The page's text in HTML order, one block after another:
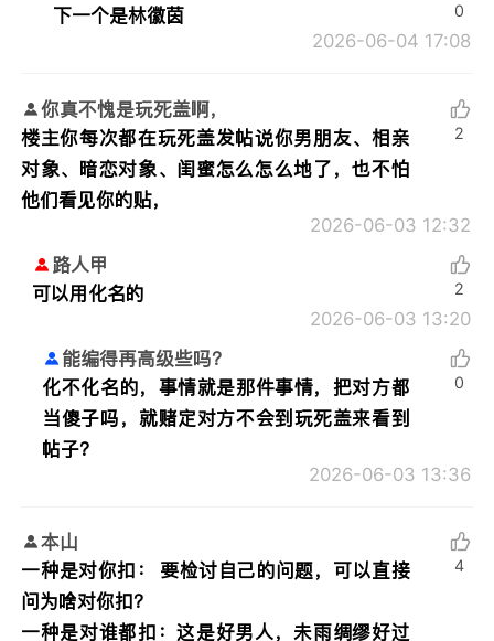
下一个是林徽茵
2026-06-04 17:08
0
你真不愧是玩死盖啊，
楼主你每次都在玩死盖发帖说你男朋友、相亲
对象、暗恋对象、闺蜜怎么怎么地了，也不怕
他们看见你的贴，
2026-06-03 12:32
2
路人甲
可以用化名的
2026-06-03 13:20
2
能编得再高级些吗？
化不化名的，事情就是那件事情，把对方都
当傻子吗，就赌定对方不会到玩死盖来看到
帖子？
2026-06-03 13:36
0
本山
一种是对你扣： 要检讨自己的问题，可以直接
问为啥对你扣？
一种是对谁都扣：这是好男人，未雨绸缪好过
4